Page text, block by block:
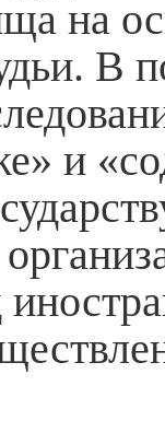
на
В
и